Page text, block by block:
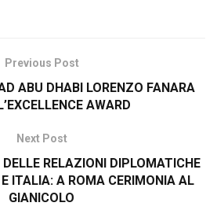
Previous Post
ABU DHABI LORENZO FANARA
AWARD
Next Post
DELLE RELAZIONI DIPLOMATICHE
ITALIA: A ROMA CERIMONIA AL
GIANICOLO